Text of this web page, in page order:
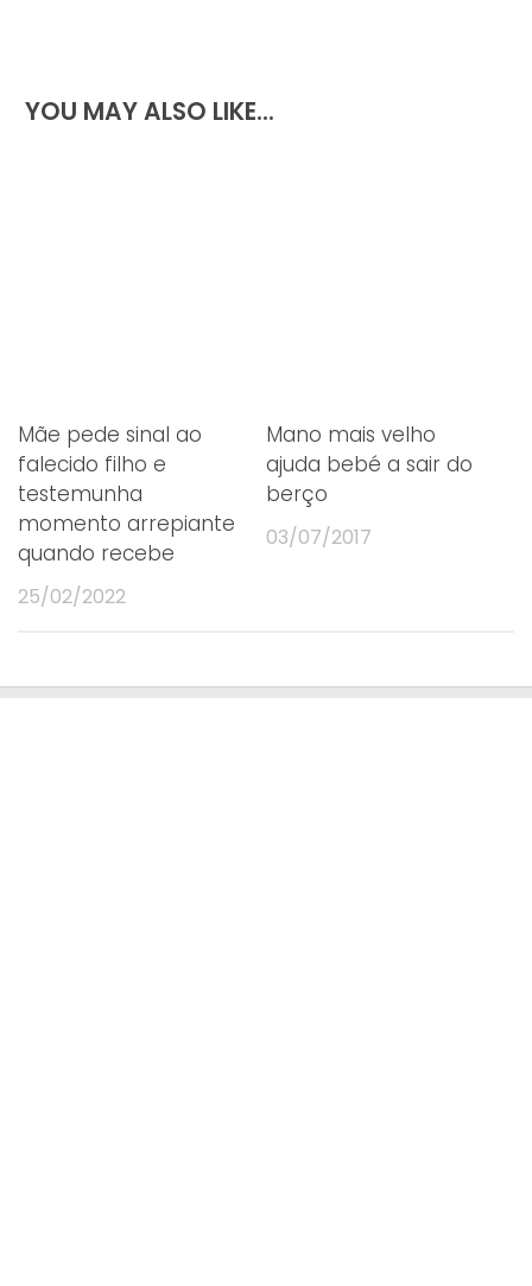
YOU MAY ALSO LIKE...
Mãe pede sinal ao
falecido filho e
testemunha
momento arrepiante
quando recebe
25/02/2022
Mano mais velho
ajuda bebé a sair do
berço
03/07/2017